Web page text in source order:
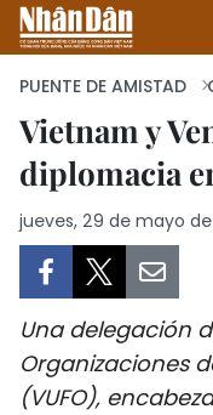
PUENTE DE AMISTAD
Vietnam y
diplomacia
jueves, 29 de mayo de
Una delegación
Organizaciones
(VUFO),